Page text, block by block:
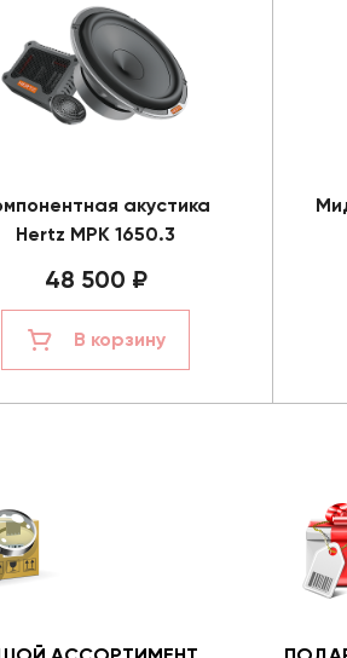
акустика
Hertz MPK 1650.3
48 500 ₽
В корзину